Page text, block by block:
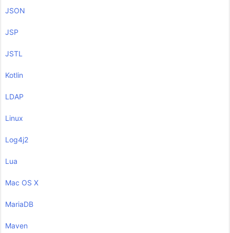
JSON
JSP
JSTL
Kotlin
LDAP
Linux
Log4j2
Lua
Mac OS X
MariaDB
Maven